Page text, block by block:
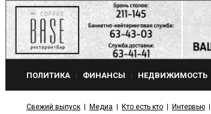
ПОЛИТИКА ФИНАНСЫ НЕДВИЖИМОСТЬ
Свежий выпуск Медиа Кто есть кто Интервью